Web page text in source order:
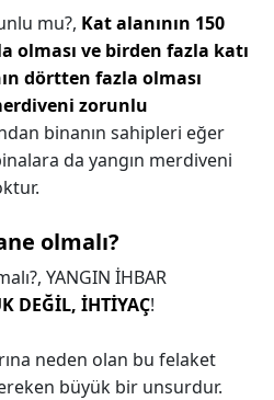
mu?, Kat alanının 150
olması ve birden fazla katı
dörtten fazla olması
zorunlu
binanın sahipleri eğer
da yangın merdiveni
olmalı?
YANGIN İHBAR
DEĞİL, İHTİYAÇ!
neden olan bu felaket
büyük bir unsurdur.